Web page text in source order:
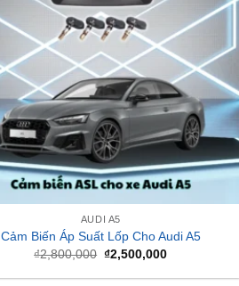
AUDI A5
Cảm Biến Áp Suất Lốp Cho Audi A5
₫2,800,000 Giá
là:
₫2,500,000Giá
tại